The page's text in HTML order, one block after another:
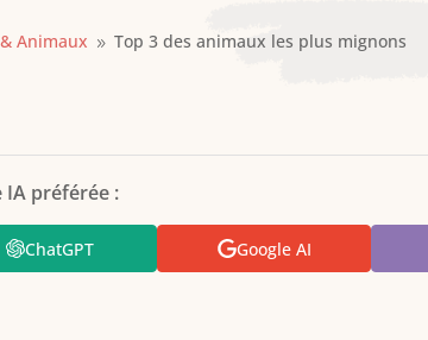
Animaux 9 Top 3 des animaux les plus mignons
IA préférée :
ChatGPT Google AI